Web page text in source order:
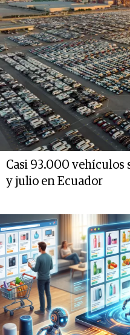
Casi 93.000 vehículos
y julio en Ecuador